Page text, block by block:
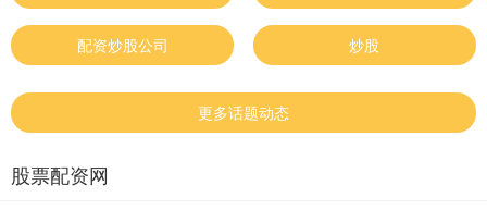
配资炒股公司 炒股
更多话题动态
股票配资网